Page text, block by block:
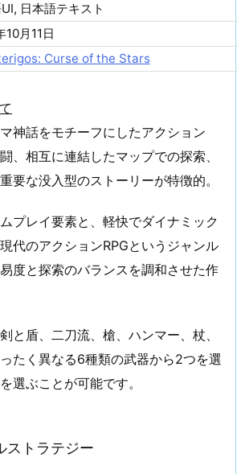
日本語テキスト
10月11日
Curse of the Stars
神話をモチーフにしたアクション
、相互に連結したマップでの探索、
要な没入型のストーリーが特徴的。
プレイ要素と、軽快でダイナミック
代のアクションRPGというジャンル
度と探索のバランスを調和させた作
と盾、二刀流、槍、ハンマー、杖、
たく異なる6種類の武器から2つを選
選ぶことが可能です。
ストラテジー